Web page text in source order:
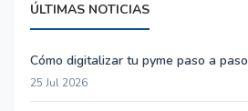
ÚLTIMAS NOTICIAS
Cómo digitalizar tu pyme paso a paso
25 Jul 2026